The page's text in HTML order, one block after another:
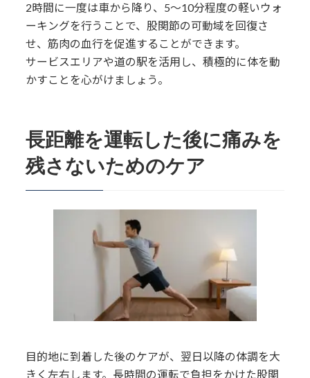
2時間に一度は車から降り、5〜10分程度の軽いウォ
ーキングを行うことで、股関節の可動域を回復さ
せ、筋肉の血行を促進することができます。
サービスエリアや道の駅を活用し、積極的に体を動
かすことを心がけましょう。
長距離を運転した後に痛みを
残さないためのケア
目的地に到着した後のケアが、翌日以降の体調を大
きく左右します。長時間の運転で負担をかけた股関